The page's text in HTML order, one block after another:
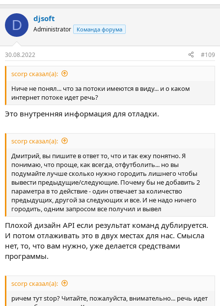
D djsoft
Administrator Команда форума
30.08.2022 #109
scorp сказал(а):
Ниче не понял... что за потоки имеются в виду... и о каком
интернет потоке идет речь?
Это внутренняя информация для отладки.
scorp сказал(а):
Дмитрий, вы пишите в ответ то, что и так ежу понятно. Я
понимаю, что проще, как всегда, отфутболить... но вы
подумайте лучше сколько нужно городить лишнего чтобы
вывести предыдущие/следующие. Почему бы не добавить 2
параметра в то действие - один отвечает за количество
предыдущих, другой за следующих и все. И не надо ничего
городить, одним запросом все получил и вывел
Плохой дизайн API если результат команд дублируется.
И потом отлаживать это в двух местах для нас. Смысла
нет, то, что вам нужно, уже делается средствами
программы.
scorp сказал(а):
ричем тут stop? Читайте, пожалуйста, внимательно... речь идет